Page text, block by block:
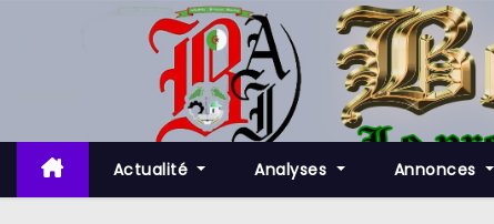
t
c
Actualité Analyses Annonces